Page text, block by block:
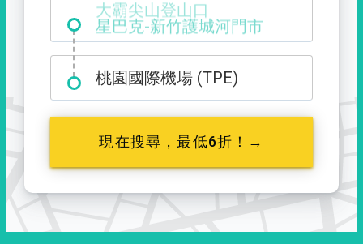
大霸尖山登山口
桃園國際機場 (TPE)
現在搜尋，最低6折！→